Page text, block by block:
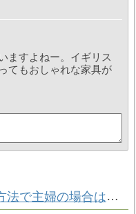
ますよねー。イギリス
てもおしゃれな家具が
evernoteの使い方で便利な方法で主婦の場合は家計簿にもなるよ！